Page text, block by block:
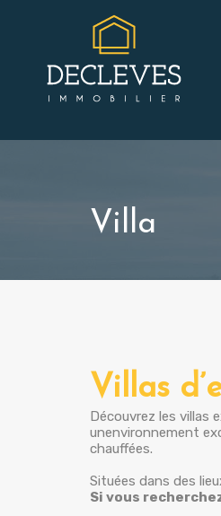
Villa
Villas
Découvrez les villas
unenvironnement
chauffées.
Situées dans des
Si vous